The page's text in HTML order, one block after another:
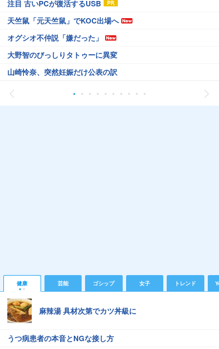
注目 古いPCが復活するUSB
天竺鼠「元天竺鼠」でKOC出場へ
オグシオ不仲説「嫌だった」
大野智のびっしりタトゥーに異変
山崎怜奈、突然妊娠だけ公表の訳
健康 芸能 ゴシップ 女子 トレンド
麻辣湯 具材次第でカツ丼級に
うつ病患者の本音とNGな接し方